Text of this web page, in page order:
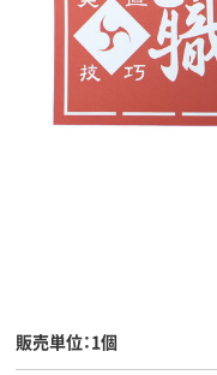
販売単位：1個